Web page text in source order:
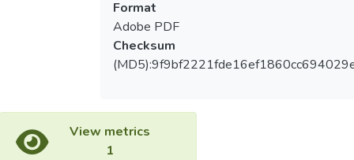
Format
Adobe PDF
Checksum
View metrics
1